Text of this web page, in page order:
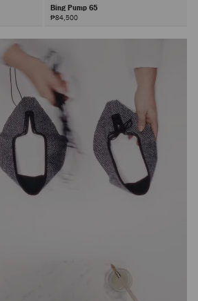
Bing Pump 65
₱84,500